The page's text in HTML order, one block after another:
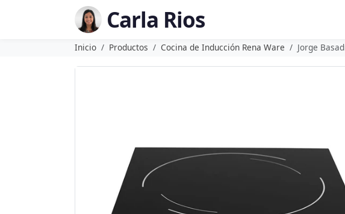
Carla Rios
Inicio Productos Cocina de Inducción Rena Ware Jorge